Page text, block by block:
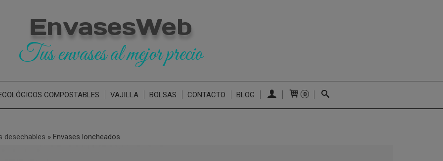
EnvasesWeb
Tus envases al mejor precio
COMPOSTABLES VAJILLA BOLSAS CONTACTO BLOG 0
desechables » Envases loncheados